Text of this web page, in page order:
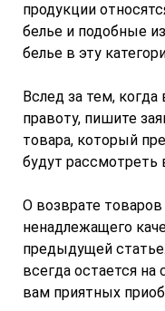
продукции
белье и подобные
белье в эту
Вслед за тем,
правоту, пишите
товара, который
будут рассмотреть
О возврате
ненадлежащего
предыдущей
всегда остается
вам приятных